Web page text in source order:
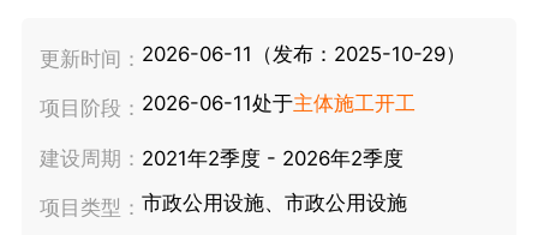
更新时间： 2026-06-11（发布：2025-10-29）
项目阶段： 2026-06-11处于主体施工开工
建设周期： 2021年2季度 - 2026年2季度
项目类型： 市政公用设施、市政公用设施